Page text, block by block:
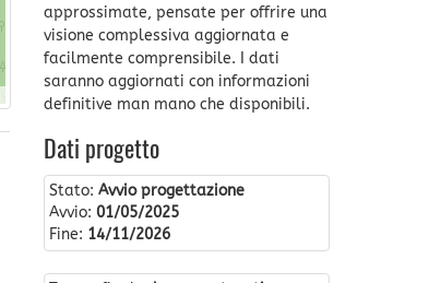
approssimate, pensate per offrire una
visione complessiva aggiornata e
facilmente comprensibile. I dati
saranno aggiornati con informazioni
definitive man mano che disponibili.
Dati progetto
Stato: Avvio progettazione
Avvio: 01/05/2025
Fine: 14/11/2026